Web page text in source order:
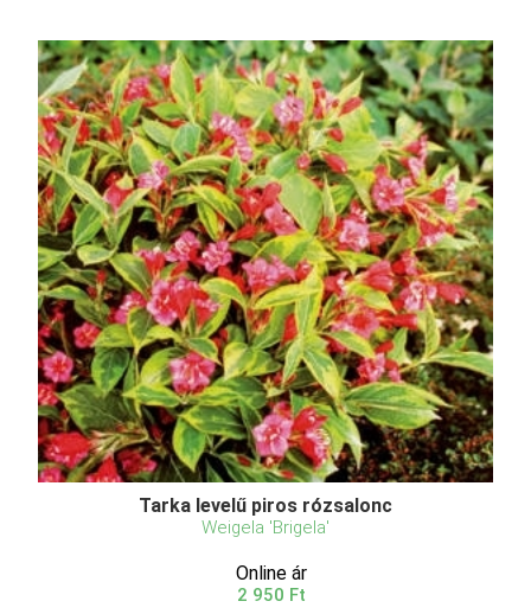
Tarka levelű piros rózsalonc
Weigela 'Brigela'
Online ár
2 950 Ft